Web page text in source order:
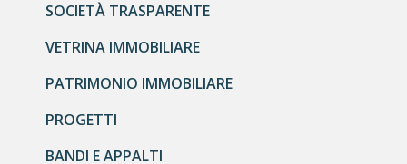
SOCIETÀ TRASPARENTE
VETRINA IMMOBILIARE
PATRIMONIO IMMOBILIARE
PROGETTI
BANDI E APPALTI